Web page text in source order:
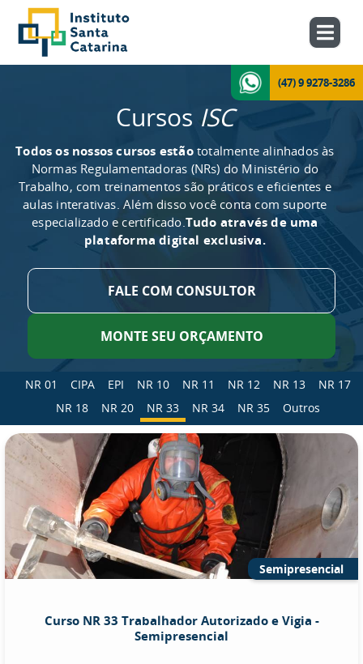
(47) 9 9278-3286
Cursos ISC
Todos os nossos cursos estãototalmente alinhados às
Normas Regulamentadoras (NRs) do Ministério do
Trabalho, com treinamentos são práticos e eficientes e
aulas interativas. Além disso você conta com suporte
especializado e certificado.Tudo através de uma
plataforma digital exclusiva.
FALE COM CONSULTOR
MONTE SEU ORÇAMENTO
NR 01 CIPA EPI NR 10 NR 11 NR 12 NR 13
NR 17
NR 18
NR 20 NR 33 NR 34 NR 35 Outros
Semipresencial
Curso NR 33 Trabalhador Autorizado e Vigia -
Semipresencial